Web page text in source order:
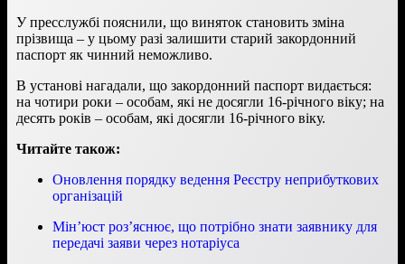
У пресслужбі пояснили, що виняток становить зміна
прізвища – у цьому разі залишити старий закордонний
паспорт як чинний неможливо.
В установі нагадали, що закордонний паспорт видається:
на чотири роки – особам, які не досягли 16-річного віку; на
десять років – особам, які досягли 16-річного віку.
Читайте також:
Оновлення порядку ведення Реєстру неприбуткових
організацій
Мін’юст роз’яснює, що потрібно знати заявнику для
передачі заяви через нотаріуса